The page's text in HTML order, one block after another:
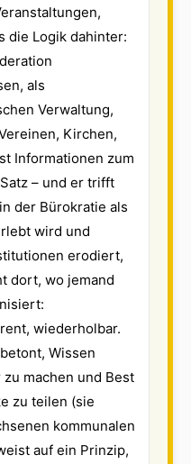
die Logik dahinter:
als
Verwaltung,
Kirchen,
Informationen zum
– und er trifft
der Bürokratie als
wird und
erodiert,
dort, wo jemand
wiederholbar.
Wissen
machen und Best
zu teilen (sie
kommunalen
auf ein Prinzip,